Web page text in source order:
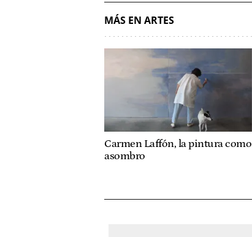
MÁS EN ARTES
Carmen Laffón, la pintura como
asombro